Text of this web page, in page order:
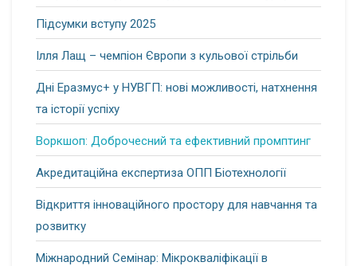
Підсумки вступу 2025
Ілля Лащ – чемпіон Європи з кульової стрільби
Дні Еразмус+ у НУВГП: нові можливості, натхнення
та історії успіху
Воркшоп: Доброчесний та ефективний промптинг
Акредитаційна експертиза ОПП Біотехнології
Відкриття інноваційного простору для навчання та
розвитку
Міжнародний Семінар: Мікрокваліфікації в